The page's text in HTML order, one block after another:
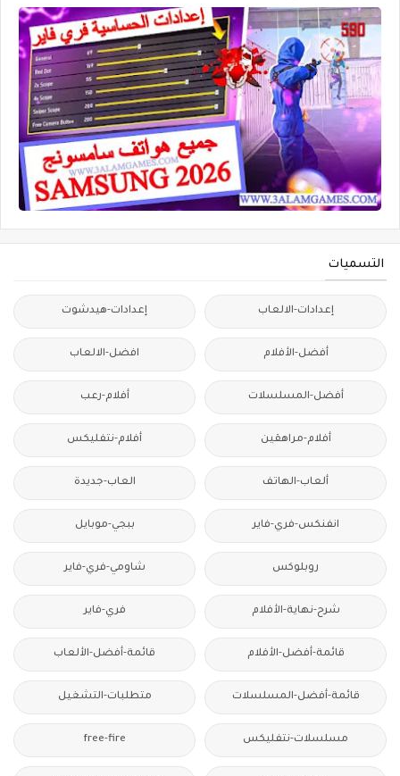
التسميات
إعدادات-الالعاب إعدادات-هيدشوت
أفضل-الأفلام افضل-الالعاب
أفضل-المسلسلات أفلام-رعب
أفلام-مراهقين أفلام-نتفليكس
ألعاب-الهاتف العاب-جديدة
انفنكس-فري-فاير ببجي-موبايل
روبلوكس شاومي-فري-فاير
شرح-نهاية-الأفلام فري-فاير
قائمة-أفضل-الأفلام قائمة-أفضل-الألعاب
قائمة-أفضل-المسلسلات متطلبات-التشغيل
مسلسلات-نتفليكس free-fire